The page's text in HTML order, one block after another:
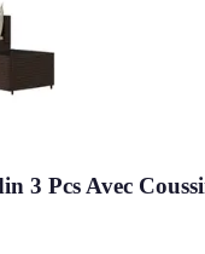
3 Pcs Avec